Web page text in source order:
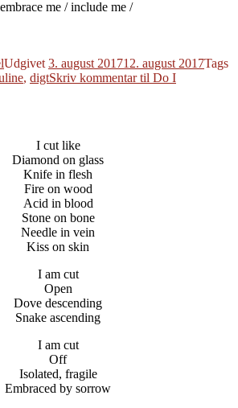
me / include me /
Udgivet 3. august 201712. august 2017Tags
, digtSkriv kommentartil Do I
I cut like
Diamond on glass
Knife in flesh
Fire on wood
Acid in blood
Stone on bone
Needle in vein
Kiss on skin
I am cut
Open
Dove descending
Snake ascending
I am cut
Off
Isolated, fragile
Embraced by sorrow